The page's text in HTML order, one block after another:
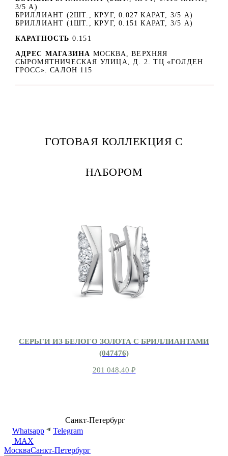
3/5 А)
БРИЛЛИАНТ (2ШТ., КРУГ, 0.027 КАРАТ, 3/5 А)
БРИЛЛИАНТ (1ШТ., КРУГ, 0.151 КАРАТ, 3/5 А)
КАРАТНОСТЬ 0.151
АДРЕС МАГАЗИНА МОСКВА, ВЕРХНЯЯ
СЫРОМЯТНИЧЕСКАЯ УЛИЦА, Д. 2. ТЦ «ГОЛДЕН
ГРОСС». САЛОН 115
ГОТОВАЯ КОЛЛЕКЦИЯ С
НАБОРОМ
СЕРЬГИ ИЗ БЕЛОГО ЗОЛОТА С БРИЛЛИАНТАМИ
(047476)
201 048,40 ₽
Санкт-Петербург
Whatsapp
Telegram
MAX
МоскваСанкт-Петербург